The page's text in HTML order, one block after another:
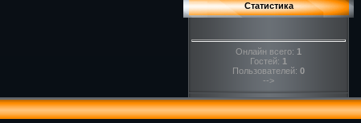
Статистика
Онлайн всего: 1
Гостей: 1
Пользователей: 0
-->